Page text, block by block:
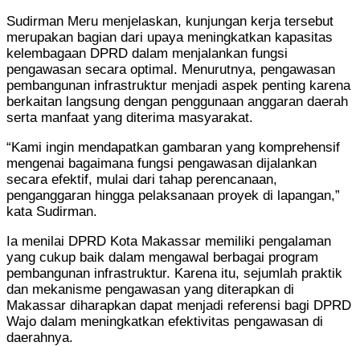
Sudirman Meru menjelaskan, kunjungan kerja tersebut
merupakan bagian dari upaya meningkatkan kapasitas
kelembagaan DPRD dalam menjalankan fungsi
pengawasan secara optimal. Menurutnya, pengawasan
pembangunan infrastruktur menjadi aspek penting karena
berkaitan langsung dengan penggunaan anggaran daerah
serta manfaat yang diterima masyarakat.
“Kami ingin mendapatkan gambaran yang komprehensif
mengenai bagaimana fungsi pengawasan dijalankan
secara efektif, mulai dari tahap perencanaan,
penganggaran hingga pelaksanaan proyek di lapangan,”
kata Sudirman.
Ia menilai DPRD Kota Makassar memiliki pengalaman
yang cukup baik dalam mengawal berbagai program
pembangunan infrastruktur. Karena itu, sejumlah praktik
dan mekanisme pengawasan yang diterapkan di
Makassar diharapkan dapat menjadi referensi bagi DPRD
Wajo dalam meningkatkan efektivitas pengawasan di
daerahnya.